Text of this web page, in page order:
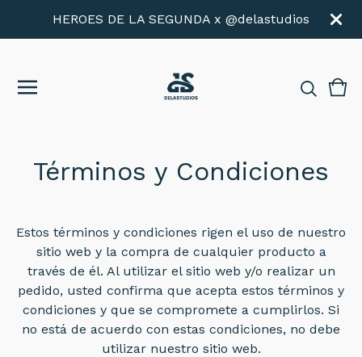
HEROES DE LA SEGUNDA x @delastudios
0
Términos y Condiciones
Estos términos y condiciones rigen el uso de nuestro
sitio web y la compra de cualquier producto a
través de él. Al utilizar el sitio web y/o realizar un
pedido, usted confirma que acepta estos términos y
condiciones y que se compromete a cumplirlos. Si
no está de acuerdo con estas condiciones, no debe
utilizar nuestro sitio web.